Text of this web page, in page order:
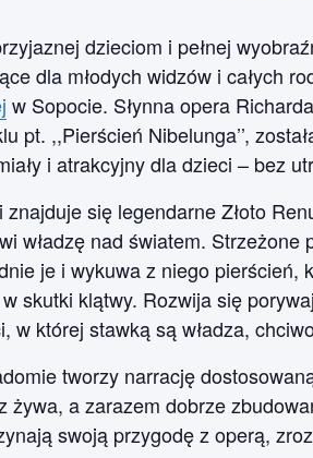
dzieciom i pełnej
dla młodych widzów i całych
w Sopocie. Słynna opera
pt. ,,Pierścień Nibelunga’’,
i atrakcyjny dla dzieci – bez
się legendarne Złoto
władzę nad światem. Strzeżone
je i wykuwa z niego
skutki klątwy. Rozwija się
w której stawką są władza,
tworzy narrację
żywa, a zarazem dobrze
swoją przygodę z operą,